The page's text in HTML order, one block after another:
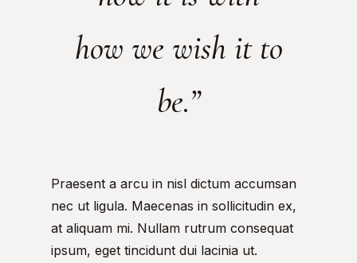
how we wish it to
be.”
Praesent a arcu in nisl dictum accumsan
nec ut ligula. Maecenas in sollicitudin ex,
at aliquam mi. Nullam rutrum consequat
ipsum, eget tincidunt dui lacinia ut.